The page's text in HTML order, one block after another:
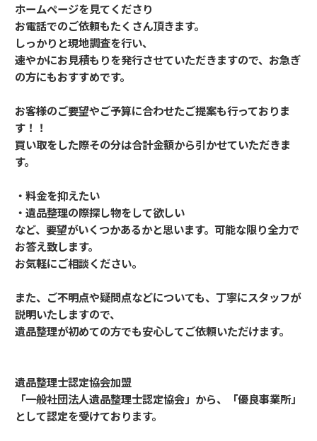
ホームページを見てくださり
お電話でのご依頼もたくさん頂きます。
しっかりと現地調査を行い、
速やかにお見積もりを発行させていただきますので、お急ぎ
の方にもおすすめです。
お客様のご要望やご予算に合わせたご提案も行っておりま
す！！
買い取をした際その分は合計金額から引かせていただきま
す。
・料金を抑えたい
・遺品整理の際探し物をして欲しい
など、要望がいくつかあるかと思います。可能な限り全力で
お答え致します。
お気軽にご相談ください。
また、ご不明点や疑問点などについても、丁寧にスタッフが
説明いたしますので、
遺品整理が初めての方でも安心してご依頼いただけます。
遺品整理士認定協会加盟
「一般社団法人遺品整理士認定協会」から、「優良事業所」
として認定を受けております。